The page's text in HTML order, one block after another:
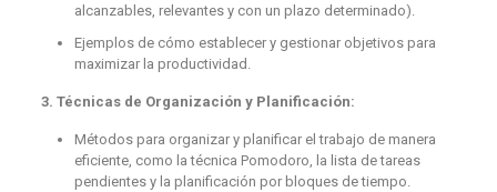
alcanzables, relevantes y con un plazo determinado).
Ejemplos de cómo establecer y gestionar objetivos para
maximizar la productividad.
3. Técnicas de Organización y Planificación:
Métodos para organizar y planificar el trabajo de manera
eficiente, como la técnica Pomodoro, la lista de tareas
pendientes y la planificación por bloques de tiempo.